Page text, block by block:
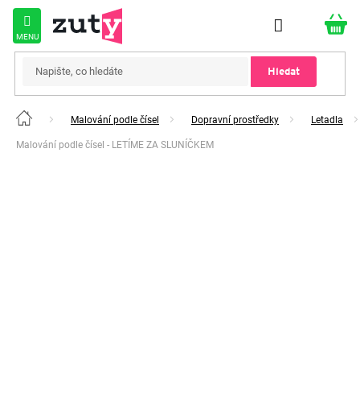
Přejít
obsah
Hledat
Domů Malování podle čísel Dopravní prostředky Letadla
Malování podle čísel - LETÍME ZA SLUNÍČKEM